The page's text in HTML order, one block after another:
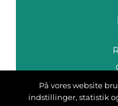
På vores website
indstillinger, statistik